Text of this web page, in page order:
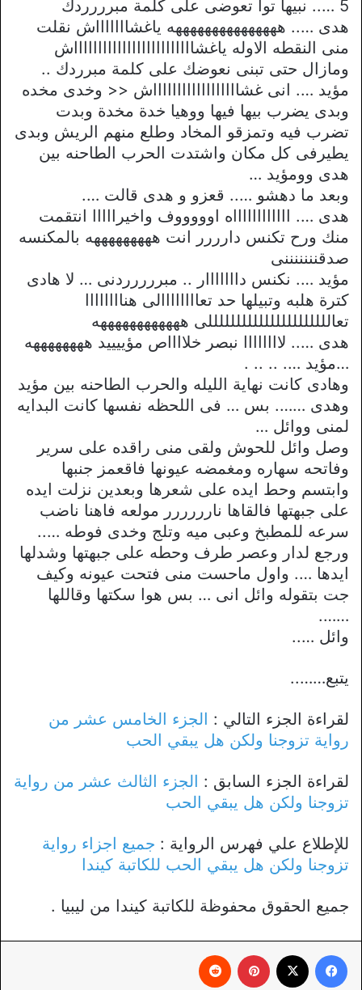
5 ….. نبيها توا تعوضى على كلمة مبرررردك
هدى ….. هههههههههههههههه ياغشاااااااش نقلت
منى النقطه الاوله ياغشاااااااااااااااااااااااااش
ومازال حتى تبنى نعوضك على كلمة مبرردك ..
مؤيد …. انى غشااااااااااااااااااش << وخدى مخده
وبدى يضرب بيها فيها ووهيا خدة مخدة وبدت
تضرب فيه وتمزقو المخاد وطلع منهم الريش وبدى
يطيرفى كل مكان واشتدت الحرب الطاحنه بين
هدى وومؤيد …
وبعد ما دهشو ….. قعزو و هدى قالت ….
هدى …. ااااااااااااه اوووووف واخيرااااا انتقمت
منك ورح تكنس دارررر انت هههههههههه بالمكنسه
صدقنننننننى
مؤيد …. نكنس دااااااار .. مبررررردنى … لا هادى
كترة هلبه وتبيلها حد تعاااااااالى هناااااااا
تعاللللللللللللللللللللللى ههههههههههههه
هدى ….. لاااااااا نبصر خلااااص مؤييييد ههههههههه
…مؤيد …. .. .. .
وهادى كانت نهاية الليله والحرب الطاحنه بين مؤيد
وهدى ……. بس … فى اللحظه نفسها كانت البدايه
لمنى ووائل …
وصل وائل للحوش ولقى منى راقده على سرير
وفاتحه سهاره ومغمضه عيونها فاقعمز جنبها
وابتسم وحط ايده على شعرها وبعدين نزلت ايده
على جبهتها فالقاها نارررررر مولعه فاهنا ناضب
سرعه للمطبخ وعبى ميه وتلج وخدى فوطه …..
ورجع لدار وعصر طرف وحطه على جبهتها وشدلها
ايدها …. واول ماحست منى فتحت عيونه وكيف
جت بتقوله وائل انى … بس هوا سكتها وقاللها
…….
وائل …..
يتبع……..
لقراءة الجزء التالي : الجزء الخامس عشر من
رواية تزوجنا ولكن هل يبقي الحب
لقراءة الجزء السابق : الجزء الثالث عشر من رواية
تزوجنا ولكن هل يبقي الحب
للإطلاع علي فهرس الرواية : جميع اجزاء رواية
تزوجنا ولكن هل يبقي الحب للكاتبة كيندا
جميع الحقوق محفوظة للكاتبة كيندا من ليبيا .